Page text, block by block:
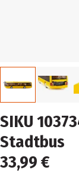
SIKU
Stadtbus
33,99 €